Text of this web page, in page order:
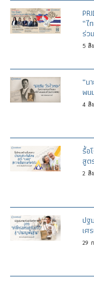
“ไ
ร่ว
5 สิ
“น
พน
4 สิ
รื้อ
สูต
2 สิ
ปฐ
เศ
29